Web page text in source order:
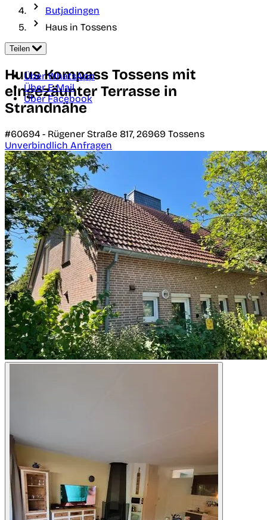
Butjadingen
Haus in Tossens
Teilen
Über WhatsApp
Über E-Mail
Über Facebook
Huus Kompass Tossens mit
eingezäunter Terrasse in
Strandnähe
#60694 - Rügener Straße 817, 26969 Tossens
Unverbindlich Anfragen